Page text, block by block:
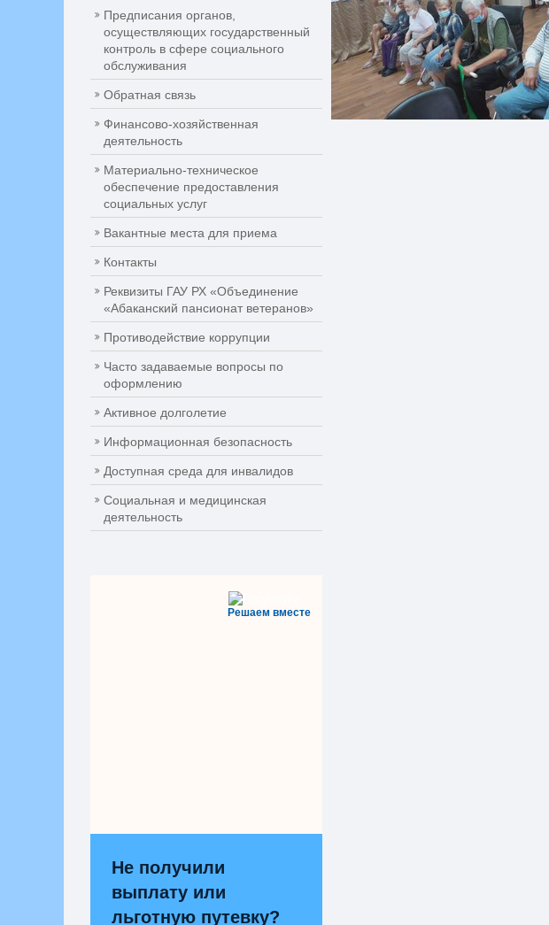
Предписания органов,
осуществляющих государственный
контроль в сфере социального
обслуживания
Обратная связь
Финансово-хозяйственная
деятельность
Материально-техническое
обеспечение предоставления
социальных услуг
Вакантные места для приема
Контакты
Реквизиты ГАУ РХ «Объединение
«Абаканский пансионат ветеранов»
Противодействие коррупции
Часто задаваемые вопросы по
оформлению
Активное долголетие
Информационная безопасность
Доступная среда для инвалидов
Социальная и медицинская
деятельность
Решаем вместе
Не получили
выплату или
льготную путевку?